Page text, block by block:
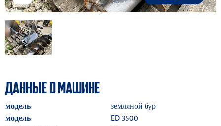
ДАННЫЕ О МАШИНЕ
модель
земляной бур
модель
ED 3500